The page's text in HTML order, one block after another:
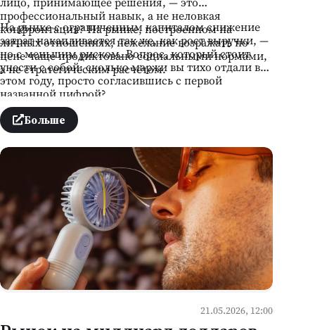
профессиональный навык, а не неловкая
конфронтация? На рынке, построенном на
личных отношениях, нежелание возражать по
цене чаще продиктовано социальными нормами,
а не стратегическим расчётом.
На рынке с ограниченным капиталом снижение
затрат накапливается так же, как рост выручки, —
но с меньшим риском. Вопрос, который стоит
унести с собой: сколько маржи вы тихо отдали в
этом году, просто согласившись с первой
названной цифрой?
Больше
21.05.2026, 12:00